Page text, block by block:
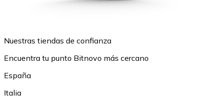
Nuestras tiendas de confianza
Encuentra tu punto Bitnovo más cercano
España
Italia